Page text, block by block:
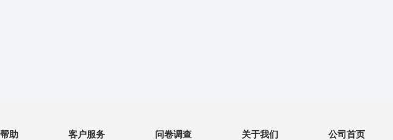
帮助 客户服务 问卷调查 关于我们 公司首页